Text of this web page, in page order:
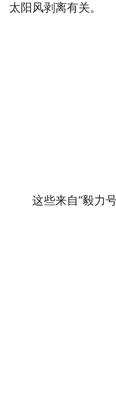
太阳风剥离有关。
这些来自“毅力号”